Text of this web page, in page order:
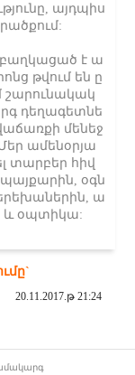
այդպիս
է ա
թվում են ը
շարունակակ
դեղագետնե
մենեջ
ամենօրյա
տարբեր հիվ
պայքարին, օգն
երեխաներին, ա
և օպտիկա:
20.11.2017.թ 21:24